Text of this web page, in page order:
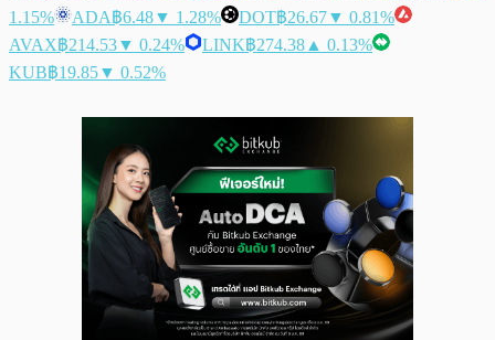
1.15%
ADA฿6.48▼ 1.28% DOT฿26.67▼ 0.81%
AVAX฿214.53▼ 0.24% LINK฿274.38 ▲ 0.13%
KUB฿19.85▼ 0.52%